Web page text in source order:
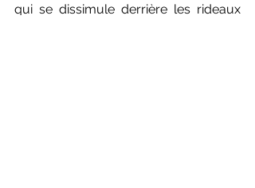
qui se dissimule derrière les rideaux